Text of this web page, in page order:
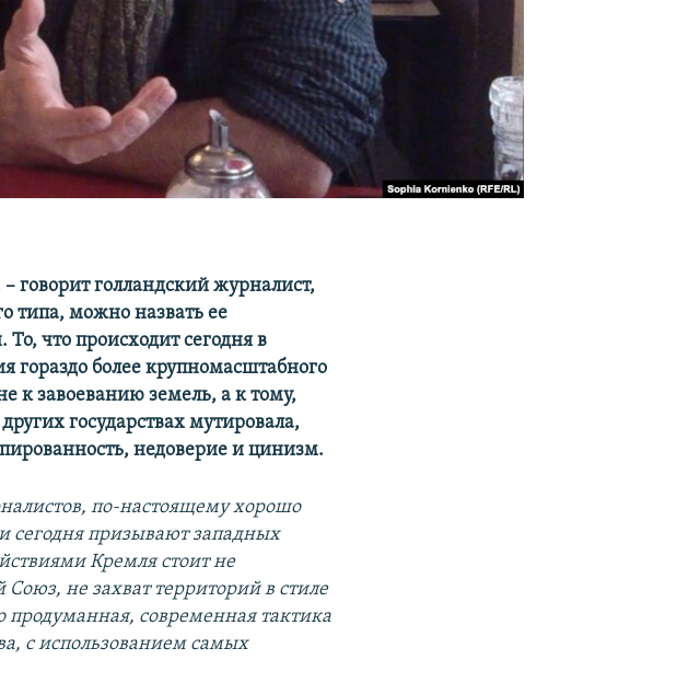
говорит голландский журналист,
типа, можно назвать ее
что происходит сегодня в
гораздо более крупномасштабного
к завоеванию земель, а к тому,
государствах мутировала,
недоверие и цинизм.
по-настоящему хорошо
призывают западных
Кремля стоит не
не захват территорий в стиле
продуманная, современная тактика
с использованием самых